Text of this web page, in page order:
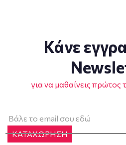
Κάνε
για να μαθαίνεις πρώτος
ΚΑΤΑΧΩΡΗΣΗ